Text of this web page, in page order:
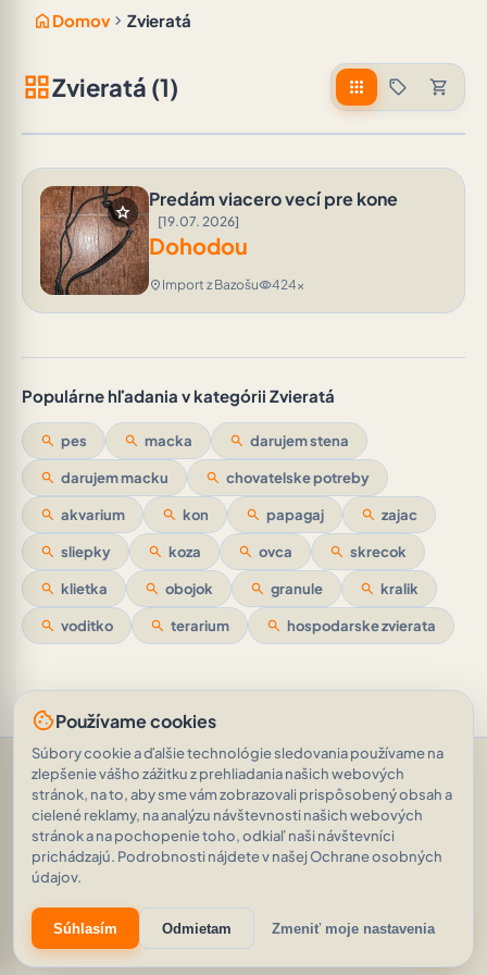
home Domov chevron_right Zvieratá
grid_viewZvieratá (1) apps sell shopping_cart
star
Predám viacero vecí pre kone
[19.07. 2026]
Dohodou
location_on Import z Bazošuvisibility424x
Populárne hľadania v kategórii Zvieratá
search pes search macka search darujem stena
search darujem macku search chovatelske potreby
search akvarium search kon search papagaj search zajac
search sliepky search koza search ovca search skrecok
search klietka search obojok search granule search kralik
search voditko search terarium search hospodarske zvierata
Pomoc a podpora•Otázky•Hodnotenia•Opýtajte sa AI
Podmienky používania•Ochrana osobných údajov•
RSS Feed
© 2026AVEINO | auto_awesome Inteligentná inzercia poháňaná AI
|
1.8.2
eco
Znižujeme našu digitálnu uhlíkovú stopu.Zistiť viac auto_awesome
cookiePoužívame cookies
Súbory cookie a ďalšie technológie sledovania používame na
zlepšenie vášho zážitku z prehliadania našich webových
stránok, na to, aby sme vám zobrazovali prispôsobený obsah a
cielené reklamy, na analýzu návštevnosti našich webových
stránok a na pochopenie toho, odkiaľ naši návštevníci
prichádzajú. Podrobnosti nájdete v našej Ochrane osobných
údajov.
Súhlasím Odmietam Zmeniť moje nastavenia